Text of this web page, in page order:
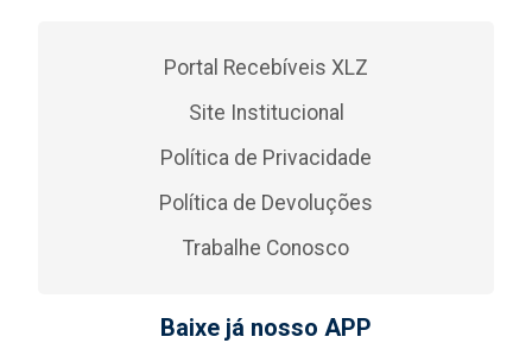
Portal Recebíveis XLZ
Site Institucional
Política de Privacidade
Política de Devoluções
Trabalhe Conosco
Baixe já nosso APP